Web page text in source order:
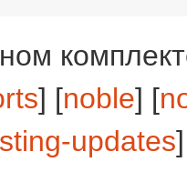
] [noble] [
updates